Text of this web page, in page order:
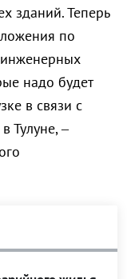
зданий. Теперь
по
надо будет
в связи с
Тулуне, –